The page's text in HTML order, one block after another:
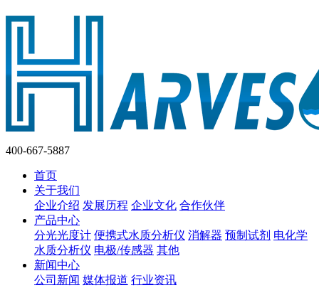
400-667-5887
首页
关于我们
企业介绍 发展历程 企业文化 合作伙伴
产品中心
分光光度计 便携式水质分析仪 消解器 预制试剂 电化学
水质分析仪 电极/传感器 其他
新闻中心
公司新闻 媒体报道 行业资讯